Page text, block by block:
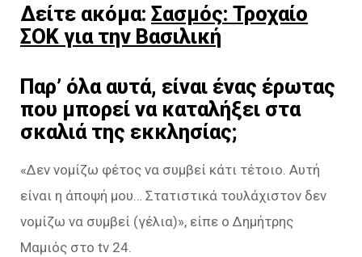
Δείτε ακόμα: Σασμός: Τροχαίο
ΣΟΚ για την Βασιλική
Παρ’ όλα αυτά, είναι ένας έρωτας
που μπορεί να καταλήξει στα
σκαλιά της εκκλησίας;
«Δεν νομίζω φέτος να συμβεί κάτι τέτοιο. Αυτή
είναι η άποψή μου… Στατιστικά τουλάχιστον δεν
νομίζω να συμβεί (γέλια)», είπε ο Δημήτρης
Μαμιός στο tv 24.